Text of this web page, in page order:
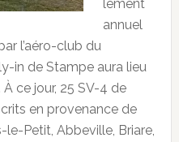
lement
annuel
l’aéro-club du
in de Stampe aura lieu
ce jour, 25 SV-4 de
en provenance de
le-Petit, Abbeville, Briare,